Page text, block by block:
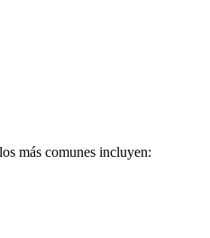
más comunes incluyen: